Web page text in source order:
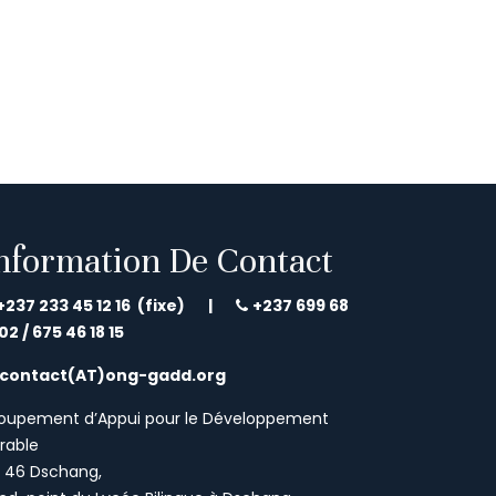
De Contact
233 45 12 16 (fixe) |
+237 699 68
/ 675 46 18 15
contact(AT)ong-gadd.org
d’Appui pour le Développement
46 Dschang,